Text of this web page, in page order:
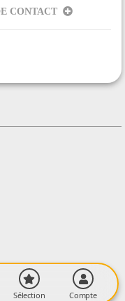
CONTACT
Sélection Compte